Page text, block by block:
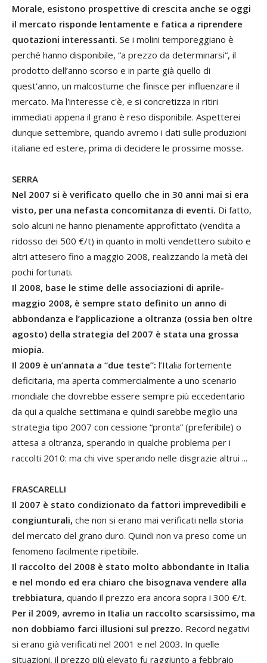
Morale, esistono prospettive di crescita anche se oggi
il mercato risponde lentamente e fatica a riprendere
quotazioni interessanti. Se i molini temporeggiano è
perché hanno disponibile, “a prezzo da determinarsi“, il
prodotto dell’anno scorso e in parte già quello di
quest’anno, un malcostume che finisce per influenzare il
mercato. Ma l'interesse c'è, e si concretizza in ritiri
immediati appena il grano è reso disponibile. Aspetterei
dunque settembre, quando avremo i dati sulle produzioni
italiane ed estere, prima di decidere le prossime mosse.
SERRA
Nel 2007 si è verificato quello che in 30 anni mai si era
visto, per una nefasta concomitanza di eventi. Di fatto,
solo alcuni ne hanno pienamente approfittato (vendita a
ridosso dei 500 €/t) in quanto in molti vendettero subito e
altri attesero fino a maggio 2008, realizzando la metà dei
pochi fortunati.
Il 2008, base le stime delle associazioni di aprile-
maggio 2008, è sempre stato definito un anno di
abbondanza e l’applicazione a oltranza (ossia ben oltre
agosto) della strategia del 2007 è stata una grossa
miopia.
Il 2009 è un’annata a “due teste”: l’Italia fortemente
deficitaria, ma aperta commercialmente a uno scenario
mondiale che dovrebbe essere sempre più eccedentario
da qui a qualche settimana e quindi sarebbe meglio una
strategia tipo 2007 con cessione “pronta” (preferibile) o
attesa a oltranza, sperando in qualche problema per i
raccolti 2010: ma chi vive sperando nelle disgrazie altrui ...
FRASCARELLI
Il 2007 è stato condizionato da fattori imprevedibili e
congiunturali, che non si erano mai verificati nella storia
del mercato del grano duro. Quindi non va preso come un
fenomeno facilmente ripetibile.
Il raccolto del 2008 è stato molto abbondante in Italia
e nel mondo ed era chiaro che bisognava vendere alla
trebbiatura, quando il prezzo era ancora sopra i 300 €/t.
Per il 2009, avremo in Italia un raccolto scarsissimo, ma
non dobbiamo farci illusioni sul prezzo. Record negativi
si erano già verificati nel 2001 e nel 2003. In quelle
situazioni, il prezzo più elevato fu raggiunto a febbraio